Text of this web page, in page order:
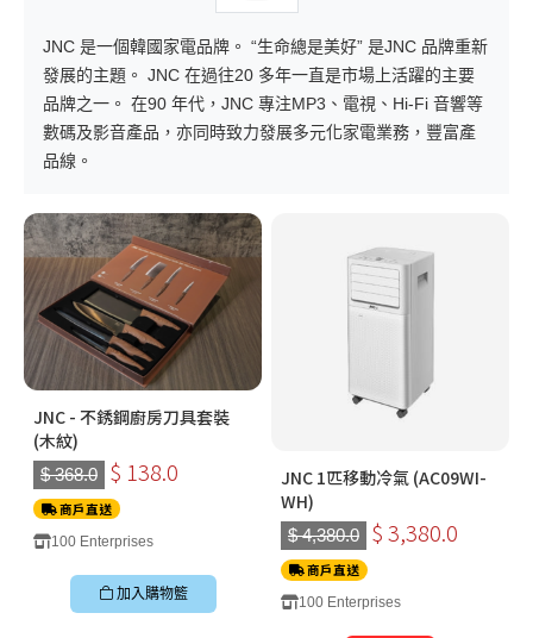
JNC 是一個韓國家電品牌。 “生命總是美好” 是JNC 品牌重新
發展的主題。 JNC 在過往20 多年一直是市場上活躍的主要
品牌之一。 在90 年代，JNC 專注MP3、電視、Hi-Fi 音響等
數碼及影音產品，亦同時致力發展多元化家電業務，豐富產
品線。
JNC - 不銹鋼廚房刀具套裝
(木紋)
$ 368.0 $ 138.0
商戶直送
100 Enterprises
加入購物籃
JNC 1匹移動冷氣 (AC09WI-
WH)
$ 4,380.0 $ 3,380.0
商戶直送
100 Enterprises